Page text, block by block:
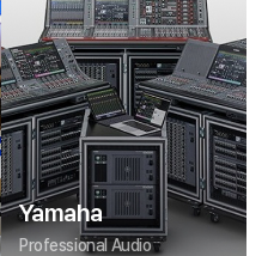
Yamaha
Professional Audio